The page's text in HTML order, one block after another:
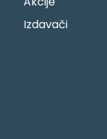
Izdavači